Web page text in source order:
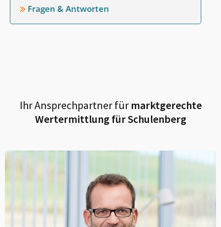
Fragen & Antworten
Ihr Ansprechpartner fürmarktgerechte
Wertermittlung fürSchulenberg